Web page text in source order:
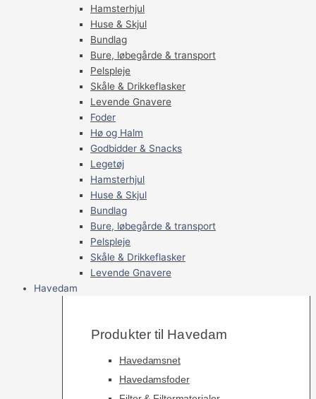
Hamsterhjul
Huse & Skjul
Bundlag
Bure, løbegårde & transport
Pelspleje
Skåle & Drikkeflasker
Levende Gnavere
Foder
Hø og Halm
Godbidder & Snacks
Legetøj
Hamsterhjul
Huse & Skjul
Bundlag
Bure, løbegårde & transport
Pelspleje
Skåle & Drikkeflasker
Levende Gnavere
Havedam
Produkter til Havedam
Havedamsnet
Havedamsfoder